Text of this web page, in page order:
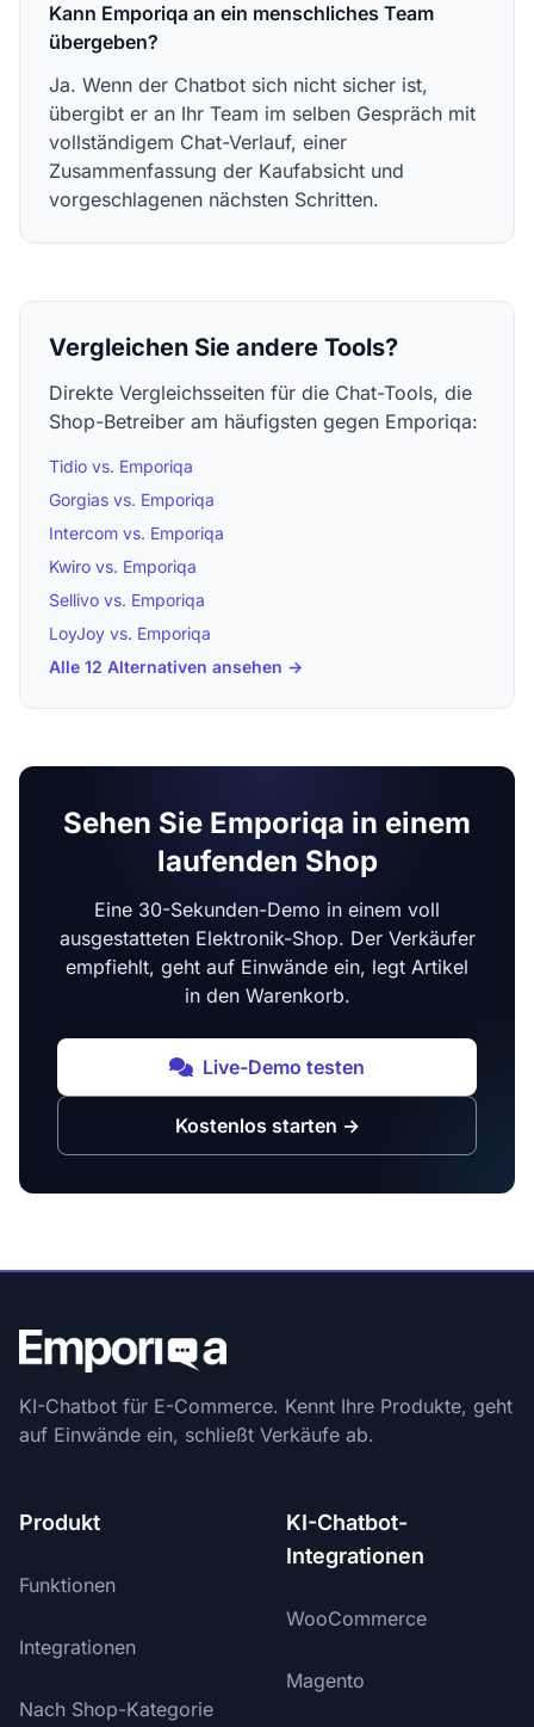
Kann Emporiqa an ein menschliches Team
übergeben?
Ja. Wenn der Chatbot sich nicht sicher ist,
übergibt er an Ihr Team im selben Gespräch mit
vollständigem Chat-Verlauf, einer
Zusammenfassung der Kaufabsicht und
vorgeschlagenen nächsten Schritten.
Vergleichen Sie andere Tools?
Direkte Vergleichsseiten für die Chat-Tools, die
Shop-Betreiber am häufigsten gegen Emporiqa:
Tidio vs. Emporiqa
Gorgias vs. Emporiqa
Intercom vs. Emporiqa
Kwiro vs. Emporiqa
Sellivo vs. Emporiqa
LoyJoy vs. Emporiqa
Alle 12 Alternativen ansehen →
Sehen Sie Emporiqa in einem
laufenden Shop
Eine 30-Sekunden-Demo in einem voll
ausgestatteten Elektronik-Shop. Der Verkäufer
empfiehlt, geht auf Einwände ein, legt Artikel
in den Warenkorb.
Live-Demo testen
Kostenlos starten →
KI-Chatbot für E-Commerce. Kennt Ihre Produkte, geht
auf Einwände ein, schließt Verkäufe ab.
Produkt
Funktionen
Integrationen
Nach Shop-Kategorie
KI-Chatbot-
Integrationen
WooCommerce
Magento